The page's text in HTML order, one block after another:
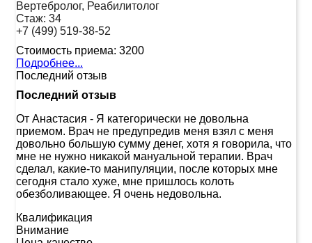
Вертебролог, Реабилитолог
Стаж: 34
+7 (499) 519-38-52
Стоимость приема: 3200
Подробнее...
Последний отзыв
Последний отзыв
От Анастасия - Я категорически не довольна
приемом. Врач не предупредив меня взял с меня
довольно большую сумму денег, хотя я говорила, что
мне не нужно никакой мануальной терапии. Врач
сделал, какие-то манипуляции, после которых мне
сегодня стало хуже, мне пришлось колоть
обезболивающее. Я очень недовольна.
Квалификация
Внимание